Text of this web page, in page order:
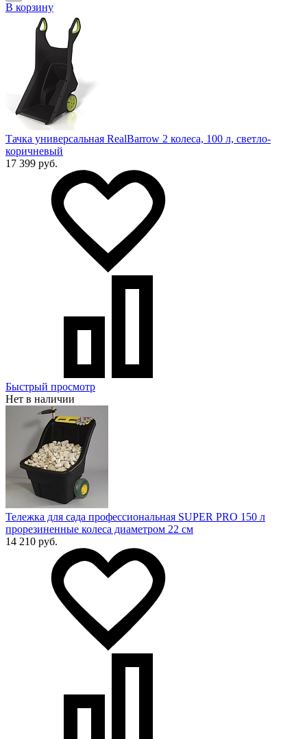
В корзину
Тачка универсальная RealBarrow 2 колеса, 100 л, светло-
коричневый
17 399 руб.
Быстрый просмотр
Нет в наличии
Тележка для сада профессиональная SUPER PRO 150 л
прорезиненные колеса диаметром 22 см
14 210 руб.